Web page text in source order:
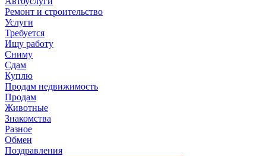
Ремонт и строительство
Услуги
Требуется
Ищу работу
Сниму
Сдам
Куплю
Продам недвижимость
Продам
Животные
Знакомства
Разное
Обмен
Поздравления